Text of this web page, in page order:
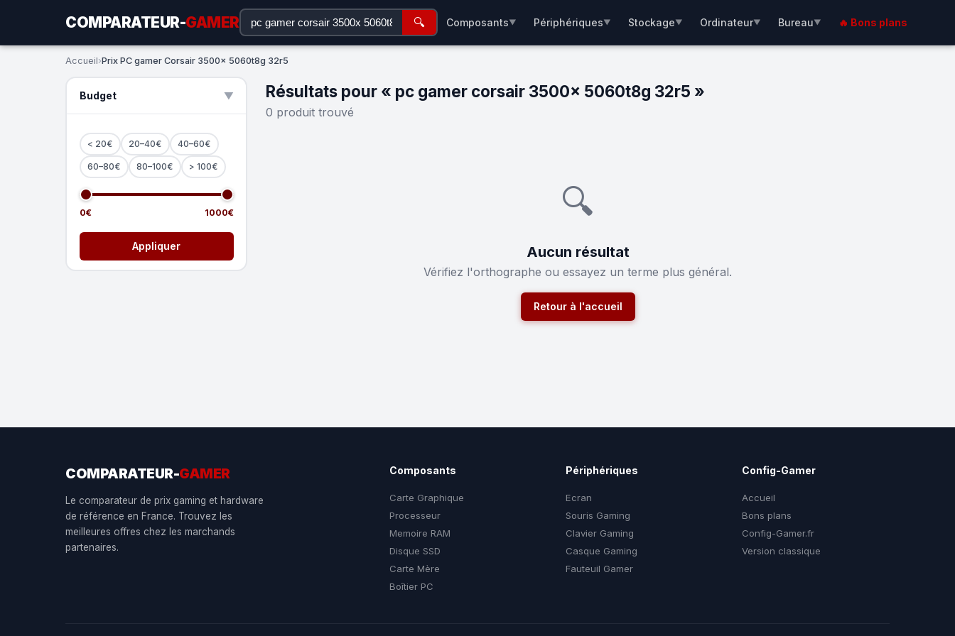
COMPARATEUR-GAMER 🔍 Composants▼ Périphériques▼ Stockage▼ Ordinateur▼ Bureau▼ 🔥 Bons plans
Accueil›Prix PC gamer Corsair 3500x 5060t8g 32r5
Budget ▲
< 20€ 20–40€ 40–60€
60–80€ 80–100€ > 100€
0€ 1000€
Appliquer
Résultats pour « pc gamer corsair 3500x 5060t8g 32r5 »
0 produit trouvé
🔍
Aucun résultat
Vérifiez l'orthographe ou essayez un terme plus général.
Retour à l'accueil
COMPARATEUR-GAMER
Le comparateur de prix gaming et hardware
de référence en France. Trouvez les
meilleures offres chez les marchands
partenaires.
Composants
Carte Graphique
Processeur
Memoire RAM
Disque SSD
Carte Mère
Boîtier PC
Périphériques
Ecran
Souris Gaming
Clavier Gaming
Casque Gaming
Fauteuil Gamer
Config-Gamer
Accueil
Bons plans
Config-Gamer.fr
Version classique